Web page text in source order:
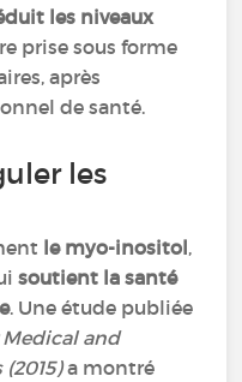
les niveaux
prise sous forme
après
de santé.
les
le myo-inositol,
soutient la santé
. Une étude publiée
Medical and
a montré